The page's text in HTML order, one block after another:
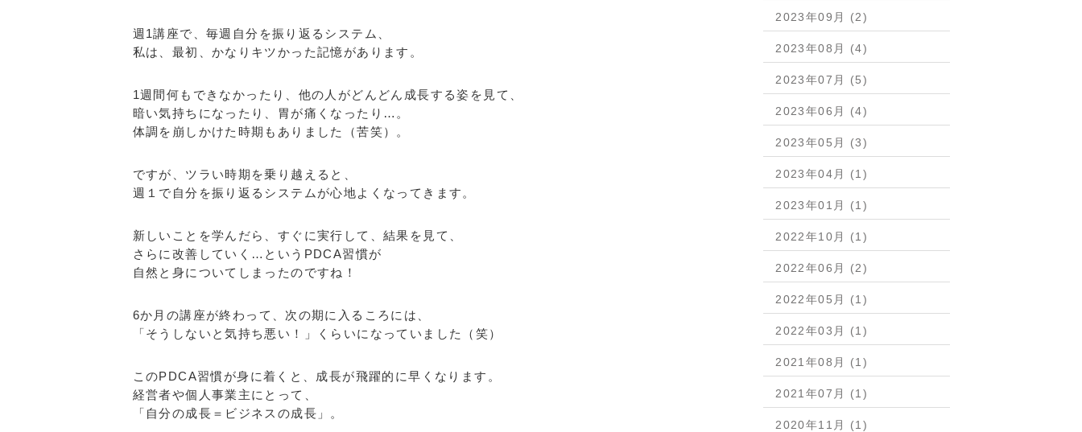
週1講座で、毎週自分を振り返るシステム、
私は、最初、かなりキツかった記憶があります。
1週間何もできなかったり、他の人がどんどん成長する姿を見て、
暗い気持ちになったり、胃が痛くなったり…。
体調を崩しかけた時期もありました（苦笑）。
ですが、ツラい時期を乗り越えると、
週１で自分を振り返るシステムが心地よくなってきます。
新しいことを学んだら、すぐに実行して、結果を見て、
さらに改善していく…というPDCA習慣が
自然と身についてしまったのですね！
6か月の講座が終わって、次の期に入るころには、
「そうしないと気持ち悪い！」くらいになっていました（笑）
このPDCA習慣が身に着くと、成長が飛躍的に早くなります。
経営者や個人事業主にとって、
「自分の成長＝ビジネスの成長」。
2023年09月 (2)
2023年08月 (4)
2023年07月 (5)
2023年06月 (4)
2023年05月 (3)
2023年04月 (1)
2023年01月 (1)
2022年10月 (1)
2022年06月 (2)
2022年05月 (1)
2022年03月 (1)
2021年08月 (1)
2021年07月 (1)
2020年11月 (1)